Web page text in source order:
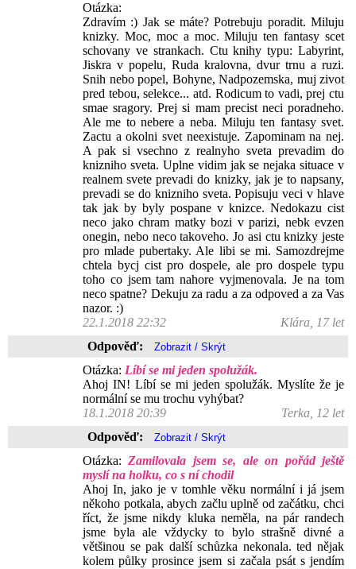
Otázka:
Zdravím :) Jak se máte? Potrebuju poradit. Miluju
knizky. Moc, moc a moc. Miluju ten fantasy scet
schovany ve strankach. Ctu knihy typu: Labyrint,
Jiskra v popelu, Ruda kralovna, dvur trnu a ruzi.
Snih nebo popel, Bohyne, Nadpozemska, muj zivot
pred tebou, selekce... atd. Rodicum to vadi, prej ctu
smae sragory. Prej si mam precist neci poradneho.
Ale me to nebere a neba. Miluju ten fantasy svet.
Zactu a okolni svet neexistuje. Zapominam na nej.
A pak si vsechno z realnyho sveta prevadim do
knizniho sveta. Uplne vidim jak se nejaka situace v
realnem svete prevadi do knizky, jak je to napsany,
prevadi se do knizniho sveta. Popisuju veci v hlave
tak jak by byly pospane v knizce. Nedokazu cist
neco jako chram matky bozi v parizi, nebk evzen
onegin, nebo neco takoveho. Jo asi ctu knizky jeste
pro mlade pubertaky. Ale libi se mi. Samozdrejme
chtela bycj cist pro dospele, ale pro dospele typu
toho co jsem tam nahore vyjmenovala. Je na tom
neco spatne? Dekuju za radu a za odpoved a za Vas
nazor. :)
22.1.2018 22:32
Klára, 17 let
Odpověď:
Otázka: Líbí se mi jeden spolužák.
Ahoj IN! Líbí se mi jeden spolužák. Myslíte že je
normální se mu trochu vyhýbat?
18.1.2018 20:39
Terka, 12 let
Odpověď:
Otázka:Zamilovala jsem se, ale on pořád ještě
myslí na holku, co s ní chodil
Ahoj In, jako je v tomhle věku normální i já jsem
někoho potkala, abych začlu uplně od začátku, chci
říct, že jsme nikdy kluka neměla, na pár randech
jsme byla ale vždycky to bylo strašně divné a
většinou se pak další schůzka nekonala. ted nějak
kolem půlky prosince jsem si začala psát s jendím